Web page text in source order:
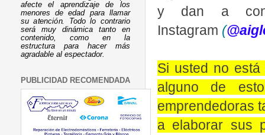
y dan a
Instagram (
Si usted no
alguno de
emprendedoras
a elaborar sus
afecte el aprendizaje de los
menores de edad para llamar
su atención. Todo lo contrario
será muy dinámica tanto en
contenido, como en la
estructura para hacer más
agradable al espectador.
PUBLICIDAD RECOMENDADA